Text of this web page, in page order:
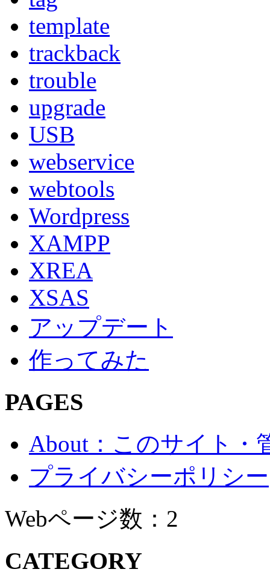
template
trackback
trouble
upgrade
USB
webservice
webtools
Wordpress
XAMPP
XREA
XSAS
アップデート
作ってみた
PAGES
About：このサイト・
プライバシーポリシー
Webページ数：2
CATEGORY